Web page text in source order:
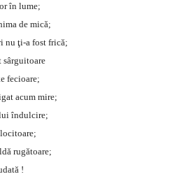
în lume;
de mică;
nu ţi-a fost frică;
sârguitoare
fecioare;
acum mire;
îndulcire;
rugătoare;
!